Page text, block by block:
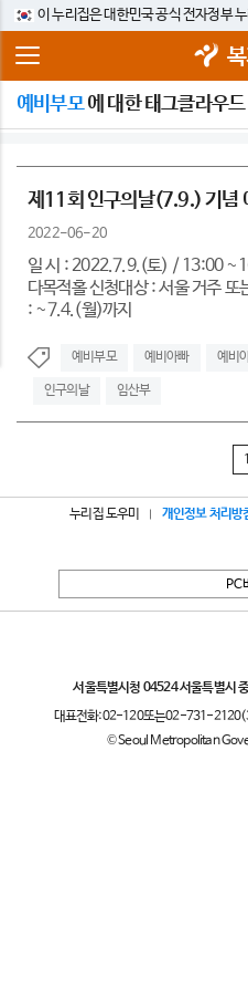
이 누리집은 대한민국 공식 전자정부
복
예비부모에 대한 태그클라우드
제11회 인구의날(7.9.) 기념
2022-06-20
일 시 : 2022.7.9.(토) / 13:00
다목적홀 신청대상 : 서울 거주
: ~7.4.(월)까지
예비부모 예비아빠 예비
인구의날 임산부
1
누리집 도우미 개인정보 처리방
PC
서울특별시청 04524 서울특별시
대표전화:02-120또는02-731-2120
© Seoul Metropolitan